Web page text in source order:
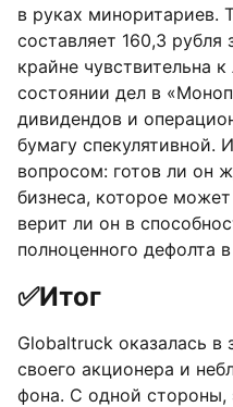
в руках миноритариев.
составляет 160,3 рубля
крайне чувствительна
состоянии дел в
дивидендов и
бумагу спекулятивной.
вопросом: готов ли он
бизнеса, которое
верит ли он в
полноценного дефолта
✅Итог
Globaltruck оказалась
своего акционера и
фона. С одной